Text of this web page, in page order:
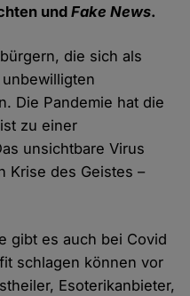
undFake News.
die sich als
Die Pandemie hat die
zu einer
unsichtbare Virus
Krise des Geistes –
gibt es auch bei Covid
schlagen können vor
Esoterikanbieter,